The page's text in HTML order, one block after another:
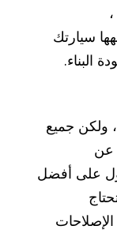
سيارتك
البناء.
ولكن جميع
عن
على أفضل